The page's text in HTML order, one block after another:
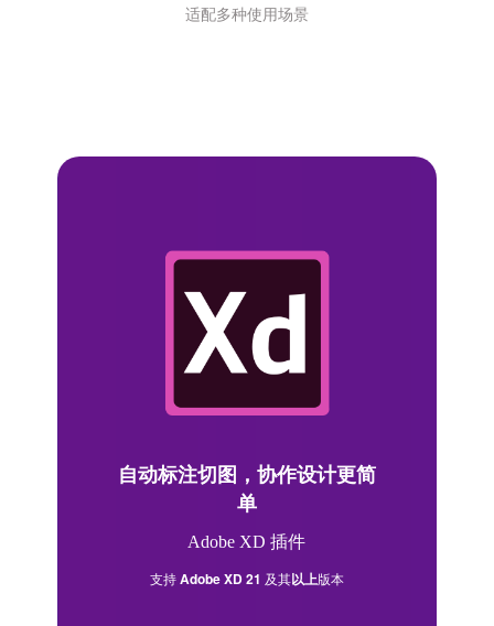
适配多种使用场景
自动标注切图，协作设计更简
单
Adobe XD 插件
支持Adobe XD 21 及其以上版本